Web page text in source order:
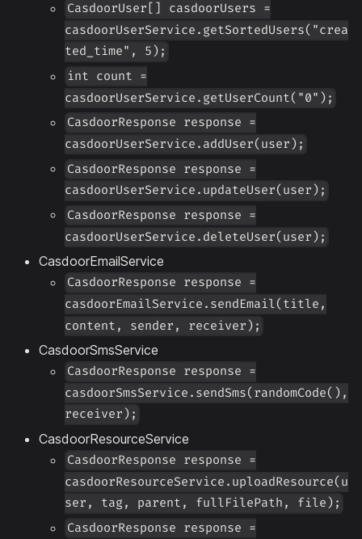
CasdoorUser[] casdoorUsers =
casdoorUserService.getSortedUsers("crea
ted_time", 5);
int count =
casdoorUserService.getUserCount("0");
CasdoorResponse response =
casdoorUserService.addUser(user);
CasdoorResponse response =
casdoorUserService.updateUser(user);
CasdoorResponse response =
casdoorUserService.deleteUser(user);
CasdoorEmailService
CasdoorResponse response =
casdoorEmailService.sendEmail(title,
content, sender, receiver);
CasdoorSmsService
CasdoorResponse response =
casdoorSmsService.sendSms(randomCode(),
receiver);
CasdoorResourceService
CasdoorResponse response =
casdoorResourceService.uploadResource(u
ser, tag, parent, fullFilePath, file);
CasdoorResponse response =